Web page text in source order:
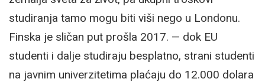
studiranja tamo mogu biti viši nego u Londonu.
Finska je sličan put prošla 2017. — dok EU
studenti i dalje studiraju besplatno, strani studenti
na javnim univerzitetima plaćaju do 12.000 dolara